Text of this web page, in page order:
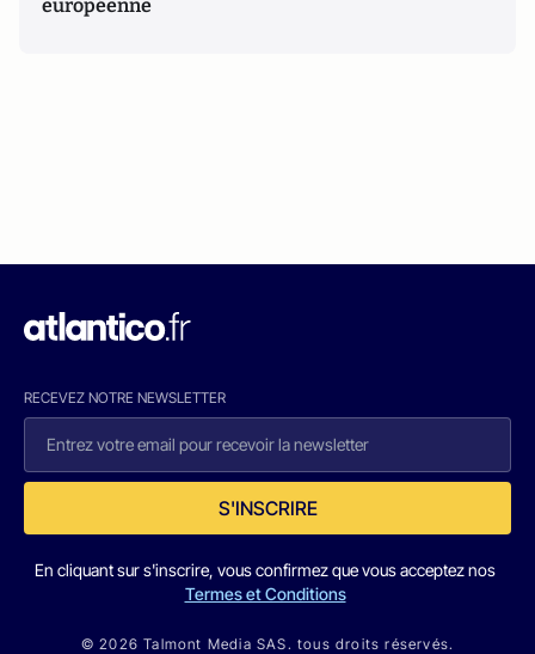
européenne
RECEVEZ NOTRE NEWSLETTER
S'INSCRIRE
En cliquant sur s'inscrire, vous confirmez que vous acceptez nos
Termes et Conditions
© 2026 Talmont Media SAS. tous droits réservés.